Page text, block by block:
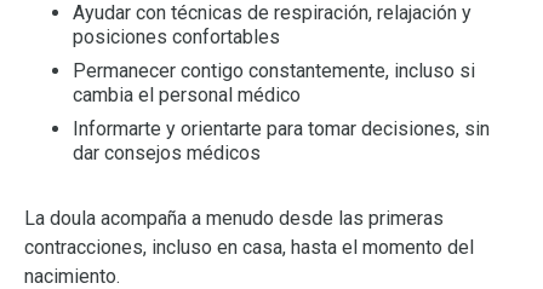
Ayudar con técnicas de respiración, relajación y
posiciones confortables
Permanecer contigo constantemente, incluso si
cambia el personal médico
Informarte y orientarte para tomar decisiones, sin
dar consejos médicos
La doula acompaña a menudo desde las primeras
contracciones, incluso en casa, hasta el momento del
nacimiento.